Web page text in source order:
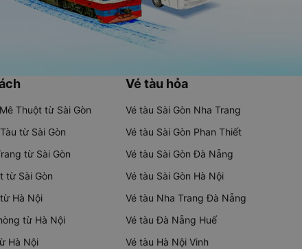
Thuột từ Sài Gòn
từ Sài Gòn
từ Sài Gòn
từ Sài Gòn
Hà Nội
từ Hà Nội
Hà Nội
Vé tàu hỏa
Vé tàu Sài Gòn Nha Trang
Vé tàu Sài Gòn Phan Thiết
Vé tàu Sài Gòn Đà Nẵng
Vé tàu Sài Gòn Hà Nội
Vé tàu Nha Trang Đà Nẵng
Vé tàu Đà Nẵng Huế
Vé tàu Hà Nội Vinh